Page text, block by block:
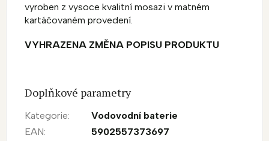
vyroben z vysoce kvalitní mosazi v matném
kartáčovaném provedení.
VYHRAZENA ZMĚNA POPISU PRODUKTU
Doplňkové parametry
Kategorie:
Vodovodní baterie
EAN:
5902557373697